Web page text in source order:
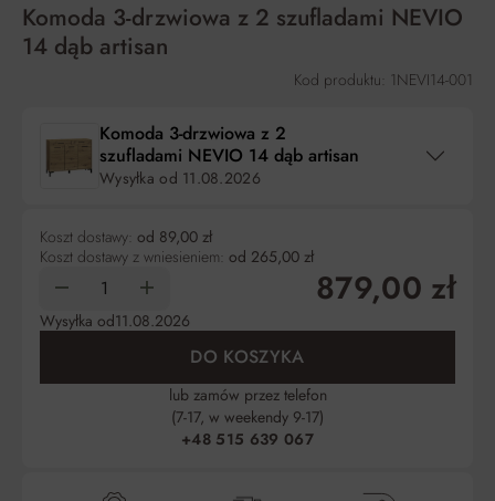
Komoda 3-drzwiowa z 2 szufladami NEVIO
14 dąb artisan
Kod produktu: 1NEVI14-001
Komoda 3-drzwiowa z 2
szufladami NEVIO 14 dąb artisan
Wysyłka od 11.08.2026
Koszt dostawy: od 89,00 zł
Koszt dostawy z wniesieniem: od 265,00 zł
879,00 zł
Wysyłka od11.08.2026
DO KOSZYKA
lub zamów przez telefon
(7-17, w weekendy 9-17)
+48 515 639 067